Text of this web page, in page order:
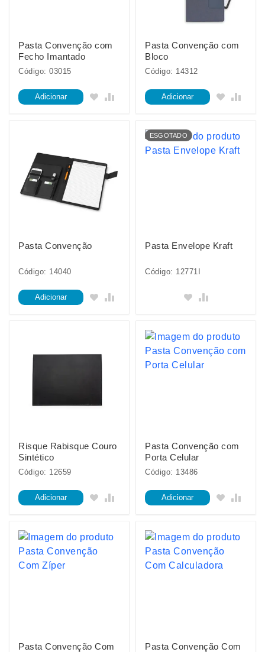
Pasta Convenção com
Fecho Imantado
Código: 03015
Adicionar
Pasta Convenção com
Bloco
Código: 14312
Adicionar
Pasta Convenção
Código: 14040
Adicionar
ESGOTADO
Pasta Envelope Kraft
Código: 12771I
Risque Rabisque Couro
Sintético
Código: 12659
Adicionar
Pasta Convenção com
Porta Celular
Código: 13486
Adicionar
Pasta Convenção Com
Pasta Convenção Com